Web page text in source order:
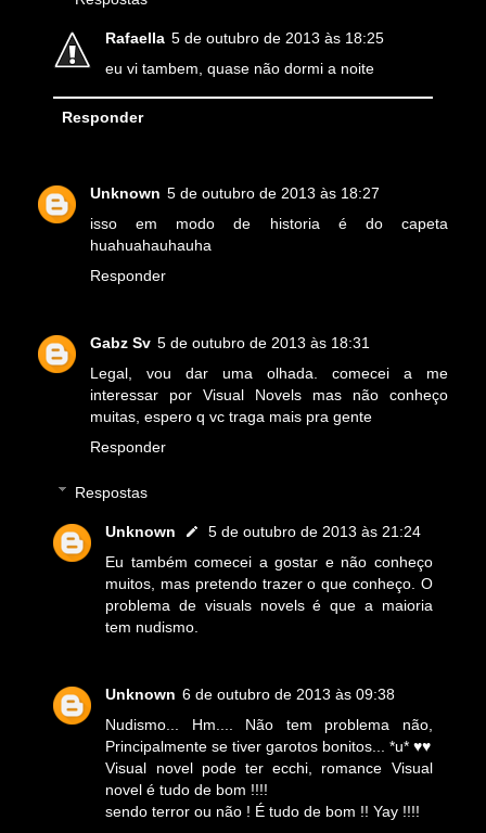
Rafaella 5 de outubro de 2013 às 18:25
eu vi tambem, quase não dormi a noite
Responder
Unknown 5 de outubro de 2013 às 18:27
isso em modo de historia é do capeta
huahuahauhauha
Responder
Gabz Sv 5 de outubro de 2013 às 18:31
Legal, vou dar uma olhada. comecei a me
interessar por Visual Novels mas não conheço
muitas, espero q vc traga mais pra gente
Responder
Respostas
Unknown
5 de outubro de 2013 às 21:24
Eu também comecei a gostar e não conheço
muitos, mas pretendo trazer o que conheço. O
problema de visuals novels é que a maioria
tem nudismo.
Unknown 6 de outubro de 2013 às 09:38
Nudismo... Hm.... Não tem problema não,
Principalmente se tiver garotos bonitos... *u* ♥♥
Visual novel pode ter ecchi, romance Visual
novel é tudo de bom !!!!
sendo terror ou não ! É tudo de bom !! Yay !!!!